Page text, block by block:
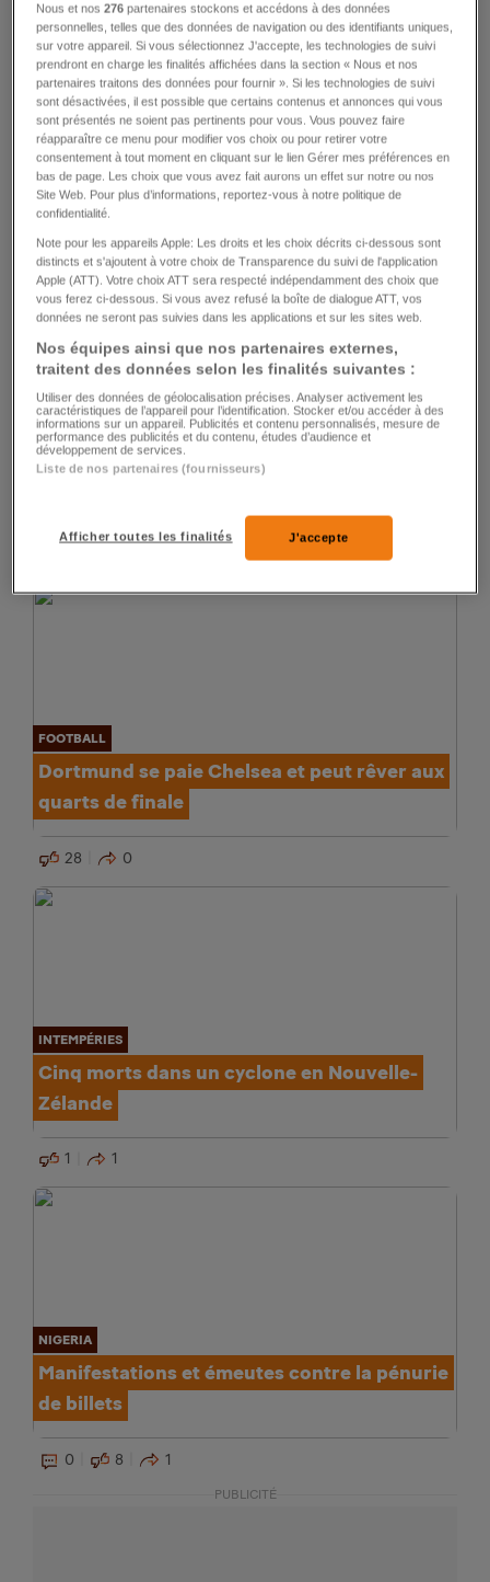
FOOTBALL
Le Real Madrid étrille Elche et réduit l’écart
18 0
FOOTBALL
Manchester City assomme Arsenal et passe
FOOTBALL
Dortmund se paie Chelsea et peut rêver aux
quarts de finale
28 0
INTEMPÉRIES
Cinq morts dans un cyclone en Nouvelle-
Zélande
1 1
NIGERIA
Manifestations et émeutes contre la pénurie
de billets
0 8 1
PUBLICITÉ
Nous et nos276 partenaires stockons et accédons à des données
personnelles, telles que des données de navigation ou des identifiants uniques,
sur votre appareil. Si vous sélectionnez J'accepte, les technologies de suivi
prendront en charge les finalités affichées dans la section « Nous et nos
partenaires traitons des données pour fournir ». Si les technologies de suivi
sont désactivées, il est possible que certains contenus et annonces qui vous
sont présentés ne soient pas pertinents pour vous. Vous pouvez faire
réapparaître ce menu pour modifier vos choix ou pour retirer votre
consentement à tout moment en cliquant sur le lien Gérer mes préférences en
bas de page. Les choix que vous avez fait aurons un effet sur notre ou nos
Site Web. Pour plus d’informations, reportez-vous à notre politique de
confidentialité.
Note pour les appareils Apple: Les droits et les choix décrits ci-dessous sont
distincts et s'ajoutent à votre choix de Transparence du suivi de l'application
Apple (ATT). Votre choix ATT sera respecté indépendamment des choix que
vous ferez ci-dessous. Si vous avez refusé la boîte de dialogue ATT, vos
données ne seront pas suivies dans les applications et sur les sites web.
Nos équipes ainsi que nos partenaires externes,
traitent des données selon les finalités suivantes :
Utiliser des données de géolocalisation précises. Analyser activement les
caractéristiques de l’appareil pour l’identification. Stocker et/ou accéder à des
informations sur un appareil. Publicités et contenu personnalisés, mesure de
performance des publicités et du contenu, études d’audience et
développement de services.
Liste de nos partenaires (fournisseurs)
Afficher toutes les finalités J'accepte